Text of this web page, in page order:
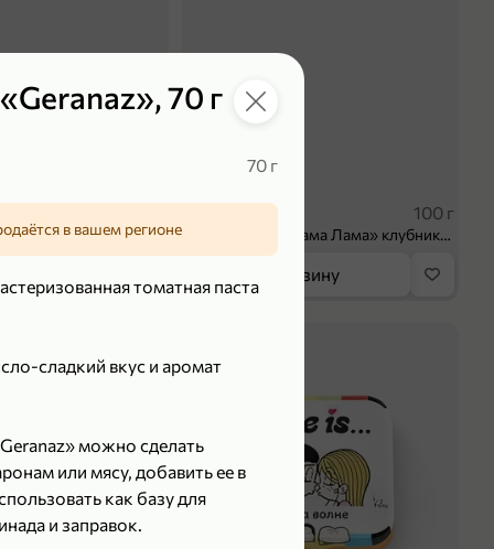
70 г
70 г
в вашем регионе
томатная паста
сладкий вкус и аромат
можно сделать
или мясу, добавить ее в
как базу для
и заправок.
Колбаса сыровяленая «ИНДИлайт» Сабросо Монте, в нарезке, 70 г
39,99 ₽ 100 г
Творог 3.8% «Мама Лама» клубника-банан, 100 г
В корзину